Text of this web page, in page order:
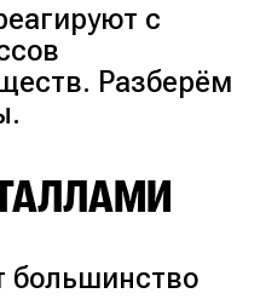
с
Разберём
большинство